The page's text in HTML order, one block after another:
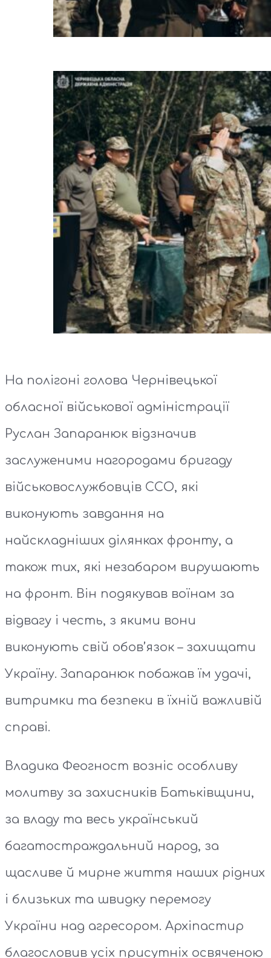
На полігоні голова Чернівецької
обласної військової адміністрації
Руслан Запаранюк відзначив
заслуженими нагородами бригаду
військовослужбовців ССО, які
виконують завдання на
найскладніших ділянках фронту, а
також тих, які незабаром вирушають
на фронт. Він подякував воїнам за
відвагу і честь, з якими вони
виконують свій обов’язок – захищати
Україну. Запаранюк побажав їм удачі,
витримки та безпеки в їхній важливій
справі.
Владика Феогност возніс особливу
молитву за захисників Батьківщини,
за владу та весь український
багатостраждальний народ, за
щасливе й мирне життя наших рідних
і близьких та швидку перемогу
України над агресором. Архіпастир
благословив усіх присутніх освяченою